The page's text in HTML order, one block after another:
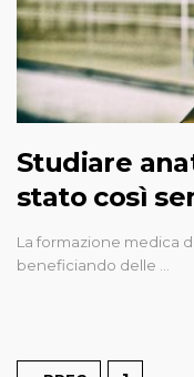
Studiare
stato così
La formazione medica
beneficiando delle …